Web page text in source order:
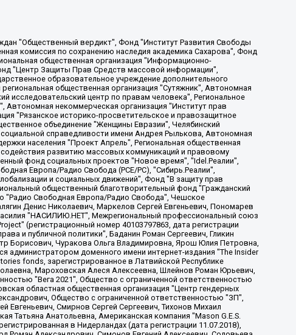
альтернативнослужащих и военнослужащих "Правозащитная группа "Гражданин.Армия.Право", Хисамова Регина Фаритовна, Автономная некоммерческая организация по реализации социально-правовых программ "Лилит", Дальневосточное общественное движение "Маяк", Санкт-Петербургская ЛГБТ-инициативная группа "Выход", Инициативная группа ЛГБТ+ "Реверс", Алексеев Андрей Викторович, Бекбулатова Таисия Львовна, Беляев Иван Михайлович, Владыкина Елена Сергеевна, Гельман Марат Александрович, Никульшина Вероника Юрьевна, Толоконникова Надежда Андреевна, Шендерович Виктор Анатольевич, Общество с ограниченной ответственностью "Данное сообщение", Общество с ограниченной ответственностью Издательский дом "Новая глава", Айнбиндер Александра Александровна, Московский комьюнити-центр для ЛГБТ+инициатив, Благотворительный фонд развития филантропии, Deutsche Welle (Германия, Kurt-Schumacher-Strasse 3, 53113 Bonn), Борзунова Мария Михайловна, Воробьев Виктор Викторович, Голубева Анна Львовна, Константинова Алла Михайловна, Малкова Ирина Владимировна, Мурадов Мурад Абдулгалимович, Осетинская Елизавета Николаевна, Понасенков Евгений Николаевич, Ганапольский Матвей Юрьевич, Киселев Евгений Алексеевич, Борухович Ирина Григорьевна, Дремин Иван Тимофеевич, Дубровский Дмитрий Викторович, Красноярская региональная общественная организация поддержки и развития альтернативных образовательных технологий и межкультурных коммуникаций "ИНТЕРРА", Маяковская Екатерина Алексеевна, Фейгин Марк Захарович, Филимонов Андрей Викторович, Дзугкоева Регина Николаевна, Доброхотов Роман Александрович, Дудь Юрий Александрович, Елкин Сергей Владимирович, Кругликов Кирилл Игоревич, Сабунаева Мария Леонидовна, Семенов Алексей Владимирович, Шаинян Карен Багратович, Шульман Екатерина Михайловна, Асафьев Артур Валерьевич, Вахштайн Виктор Семенович, Венедиктов Алексей Алексеевич, Лушникова Екатерина Евгеньевна, Волков Леонид Михайлович, Невзоров Александр Глебович, Пархоменко Сергей Борисович, Сироткин Ярослав Николаевич, Кара-Мурза Владимир Владимирович, Баранова Наталья Владимировна, Гозман Леонид Яковлевич, Кагарлицкий Борис Юльевич, Климарев Михаил Валерьевич, Милов Владимир Станиславович, Автономная некоммерческая организация Краснодарский центр современного искусства "Типография", Моргенштерн Алишер Тагирович, Соболь Любовь Эдуардовна, Общество с ограниченной ответственностью "ЛИЗА НОРМ", Каспаров Гарри Кимович, Ходорковский Михаил Борисович, Общество с ограниченной ответственностью "Апрельские тезисы", Данилович Ирина Брониславовна, Кашин Олег Владимирович, Петров Николай Владимирович, Пивоваров Алексей Владимирович, Соколов Михаил Владимирович, Цветкова Юлия Владимировна, Чичваркин Евгений Александрович, Комитет против пыток/Команда против пыток, Общество с ограниченной ответственностью "Первый научный", Общество с ограниченной ответственностью "Вертолет и ко", Белоцерковская Вероника Борисовна, Кац Максим Евгеньевич, Лазарева Татьяна Юрьевна, Шаведдинов Руслан Табризович, Яшин Илья Валерьевич, Общество с ограниченной ответственностью "Иноагент ААВ", Алешковский Дмитрий Петрович, Альбац Евгения Марковна, Быков Дмитрий Львович, Галямина Юлия Евгеньевна, Лойко Сергей Леонидович, Мартынов Кирилл Константинович, Медведев Сергей Александрович, Крашенинников Федор Геннадиевич, Гордеева Катерина Вл